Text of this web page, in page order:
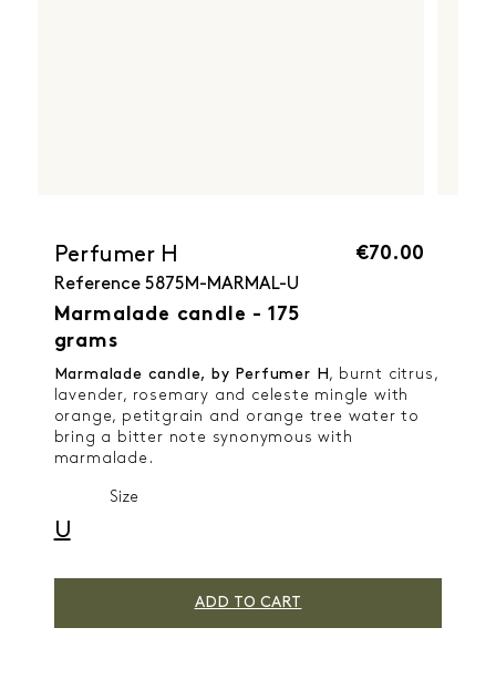
Perfumer H
Reference 5875M-MARMAL-U
Marmalade candle - 175
grams
€70.00
Marmalade candle, by Perfumer H , burnt citrus,
lavender, rosemary and celeste mingle with
orange, petitgrain and orange tree water to
bring a bitter note synonymous with
marmalade.
Size
U
ADD TO CART